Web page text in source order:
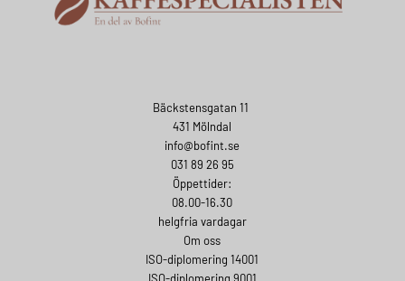
Bäckstensgatan 11
431 Mölndal
info@bofint.se
031 89 26 95
Öppettider:
08.00-16.30
helgfria vardagar
Om oss
ISO-diplomering 14001